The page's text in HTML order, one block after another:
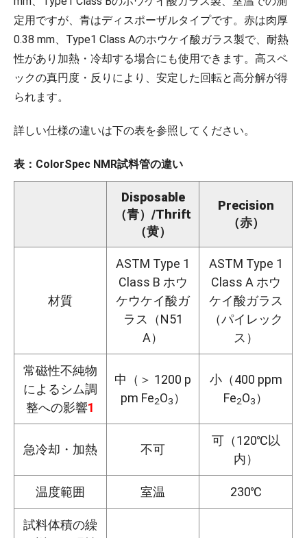
定用ですが、青はディスポーザルタイプです。赤は肉厚
0.38 mm、Type1 Class Aのホウケイ酸ガラス製で、耐熱
性があり加熱・冷却する場合にも使用できます。高スペ
ックの真円度・反りにより、安定した回転と高分解が得
られます。
詳しい仕様の違いは下の表を参照してください。
表：ColorSpec NMR試料管の違い
Disposable
（青）/Thrift
（黄）
Precision
（赤）
材質
ASTM Type 1
Class B ホウ
ケウケイ酸ガ
ラス（N51
A）
ASTM Type 1
Class A ホウ
ケイ酸ガラス
（パイレック
ス）
常磁性不純物
によるシム調
整への影響1
中（＞ 1200 p
pm Fe2O3 ）
小（400 ppm
Fe2O3 ）
急冷却・加熱 不可
可（120℃以
内）
温度範囲 室温 230℃
試料体積の繰